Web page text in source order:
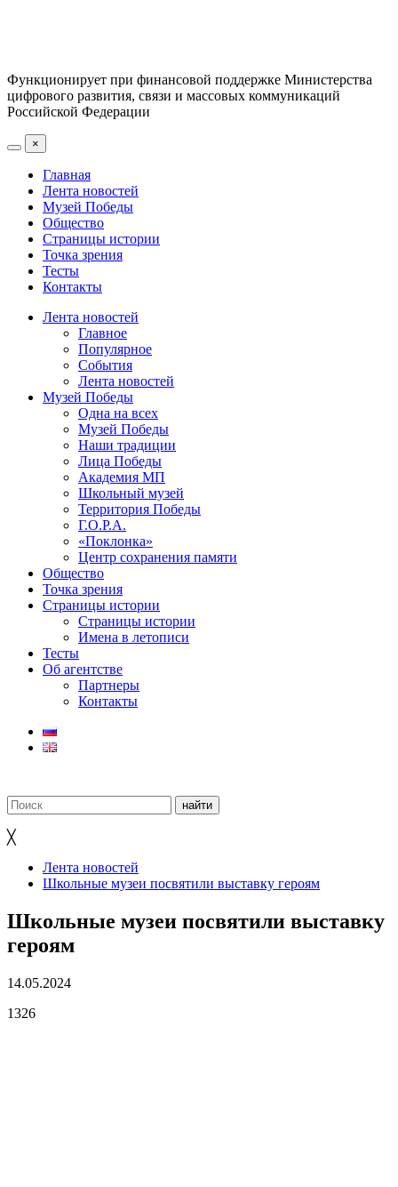
Функционирует при финансовой поддержке Министерства
цифрового развития, связи и массовых коммуникаций
Российской Федерации
×
Главная
Лента новостей
Музей Победы
Общество
Страницы истории
Точка зрения
Тесты
Контакты
Лента новостей
Главное
Популярное
События
Лента новостей
Музей Победы
Одна на всех
Музей Победы
Наши традиции
Лица Победы
Академия МП
Школьный музей
Территория Победы
Г.О.Р.А.
«Поклонка»
Центр сохранения памяти
Общество
Точка зрения
Страницы истории
Страницы истории
Имена в летописи
Тесты
Об агентстве
Партнеры
Контакты
╳
Лента новостей
Школьные музеи посвятили выставку героям
Школьные музеи посвятили выставку
героям
14.05.2024
1326